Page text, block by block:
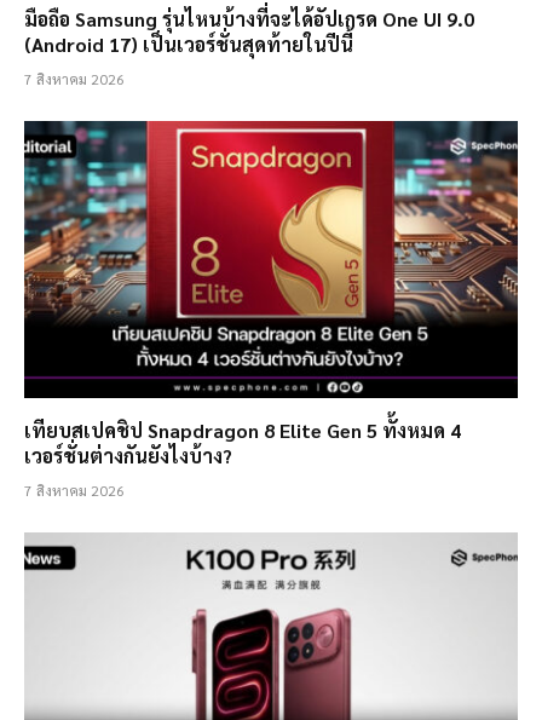
มือถือ Samsung รุ่นไหนบ้างที่จะได้อัปเกรด One UI 9.0
(Android 17) เป็นเวอร์ชั่นสุดท้ายในปีนี้
7 สิงหาคม 2026
เทียบสเปคชิป Snapdragon 8 Elite Gen 5 ทั้งหมด 4
เวอร์ชั่นต่างกันยังไงบ้าง?
7 สิงหาคม 2026